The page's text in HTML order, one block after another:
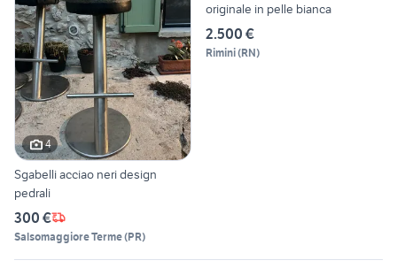
4
Sgabelli acciao neri design
pedrali
300 €
Salsomaggiore Terme(PR)
originale in pelle bianca
2.500 €
Rimini(RN)